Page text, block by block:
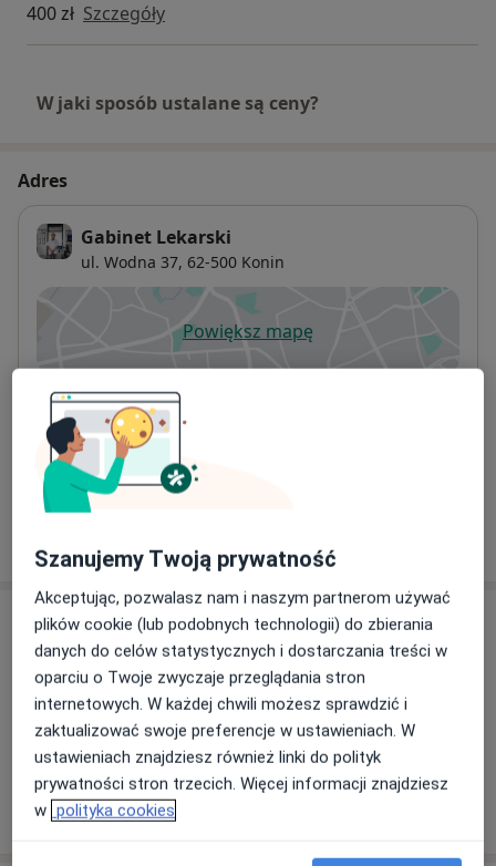
400 zł Szczegóły
W jaki sposób ustalane są ceny?
Adres
Gabinet Lekarski
ul. Wodna 37, 62-500 Konin
Powiększ mapęotwiera się w nowej karcie
Dostępność
W tym gabinecie nie można umawiać wizyt przez
internet
Co mam zrobić w tej sytuacji?
o adresie
Ubezpieczenia - brak akceptowanych
Ten specjalista przyjmuje wyłącznie pacjentów
prywatnych. Możesz opłacić wizytę samodzielnie lub
znaleźć innego specjalistę, który akceptuje Twoje
ubezpieczenie.
Szukaj specjalistów według ubezpieczenia
Szanujemy Twoją prywatność
Akceptując, pozwalasz nam i naszym partnerom używać
plików cookie (lub podobnych technologii) do zbierania
danych do celów statystycznych i dostarczania treści w
oparciu o Twoje zwyczaje przeglądania stron
internetowych. W każdej chwili możesz sprawdzić i
zaktualizować swoje preferencje w ustawieniach. W
ustawieniach znajdziesz również linki do polityk
prywatności stron trzecich. Więcej informacji znajdziesz
w polityka cookies